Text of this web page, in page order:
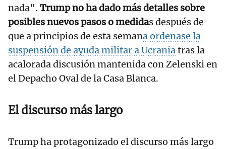
nada". Trump no ha dado más detalles sobre
posibles nuevos pasos o medidas después de
que a principios de esta semana ordenase la
suspensión de ayuda militar a Ucraniatras la
acalorada discusión mantenida con Zelenski en
el Depacho Oval de la Casa Blanca.
El discurso más largo
Trump ha protagonizado el discurso más largo